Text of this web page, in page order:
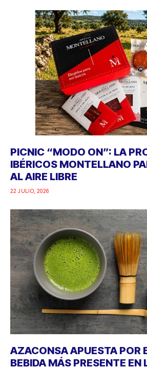
PICNIC “MODO ON”: LA
IBÉRICOS MONTELLANO
AL AIRE LIBRE
22 JULIO, 2026
AZACONSA APUESTA POR
BEBIDA MÁS PRESENTE EN